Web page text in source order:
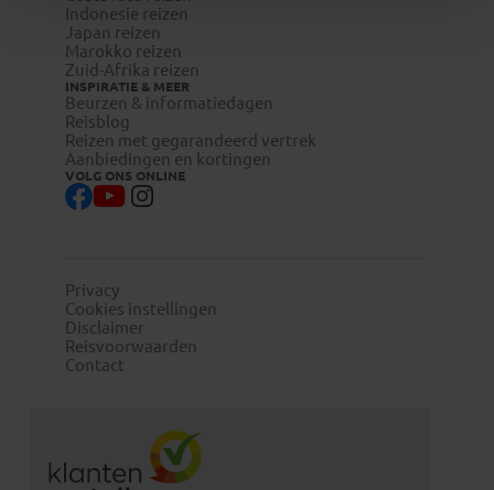
Indonesie reizen
Japan reizen
Marokko reizen
Zuid-Afrika reizen
INSPIRATIE & MEER
Beurzen & informatiedagen
Reisblog
Reizen met gegarandeerd vertrek
Aanbiedingen en kortingen
VOLG ONS ONLINE
Privacy
Cookies instellingen
Disclaimer
Reisvoorwaarden
Contact